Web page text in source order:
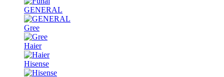
GENERAL
Gree
Haier
Hisense